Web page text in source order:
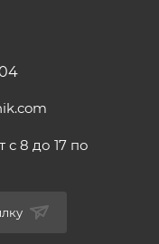
8 до 17 по